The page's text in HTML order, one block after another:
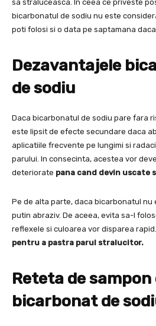
sa straluceasca. In ceea ce priveste
bicarbonatul de sodiu nu este
poti folosi si o data pe saptamana
Dezavantajele
de sodiu
Daca bicarbonatul de sodiu pare fara
este lipsit de efecte secundare daca
aplicatiile frecvente pe lungimi si
parului. In consecinta, acestea vor
deteriorate pana cand devin uscate
Pe de alta parte, daca bicarbonatul nu
putin abraziv. De aceea, evita sa-l
reflexele si culoarea vor disparea rapid.
pentru a pastra parul stralucitor.
Reteta de sampon
bicarbonat de